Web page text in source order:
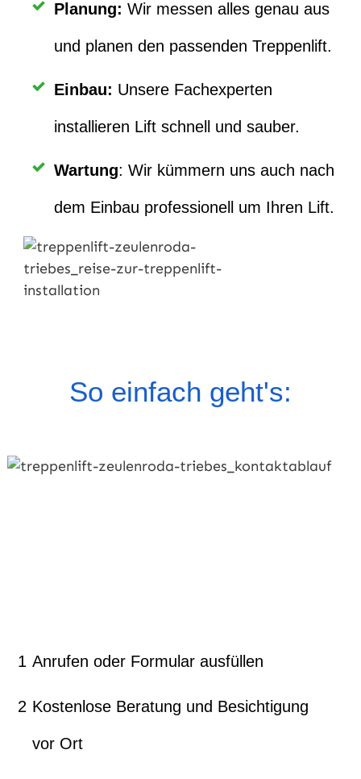
Planung: Wir messen alles genau aus
und planen den passenden Treppenlift.
Einbau: Unsere Fachexperten
installieren Lift schnell und sauber.
Wartung: Wir kümmern uns auch nach
dem Einbau professionell um Ihren Lift.
So einfach geht's:
1 Anrufen oder Formular ausfüllen
2 Kostenlose Beratung und Besichtigung
vor Ort